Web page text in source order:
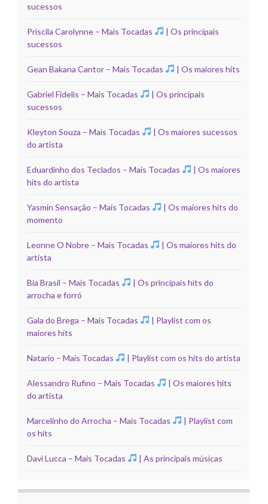
sucessos
Priscila Carolynne – Mais Tocadas
| Os principais
sucessos
Gean Bakana Cantor – Mais Tocadas | Os maiores hits
Gabriel Fidelis – Mais Tocadas
| Os principais
sucessos
Kleyton Souza – Mais Tocadas
| Os maiores sucessos
do artista
Eduardinho dos Teclados – Mais Tocadas
| Os maiores
hits do artista
Yasmin Sensação – Mais Tocadas
| Os maiores hits do
momento
Leonne O Nobre – Mais Tocadas
| Os maiores hits do
artista
Bia Brasil – Mais Tocadas
| Os principais hits do
arrocha e forró
Gala do Brega – Mais Tocadas
| Playlist com os
maiores hits
Natario – Mais Tocadas | Playlist com os hits do artista
Alessandro Rufino – Mais Tocadas
| Os maiores hits
do artista
Marcelinho do Arrocha – Mais Tocadas
| Playlist com
os hits
Davi Lucca – Mais Tocadas | As principais músicas